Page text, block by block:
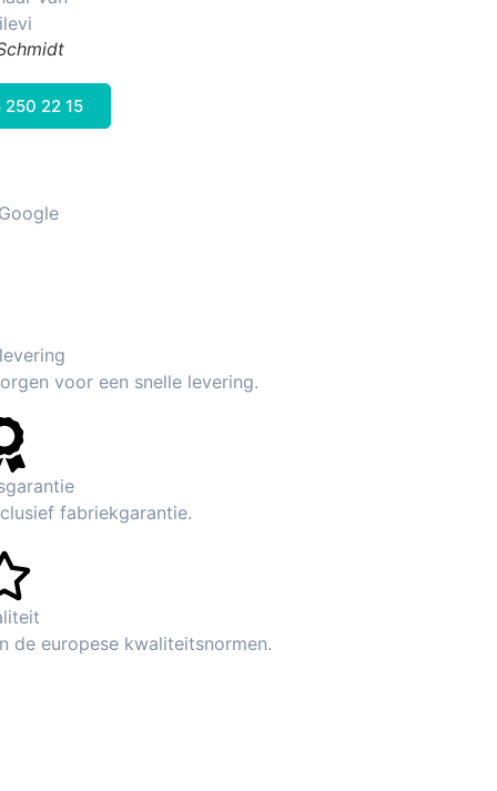
22 15
voor een snelle levering.
fabriekgarantie.
de europese kwaliteitsnormen.